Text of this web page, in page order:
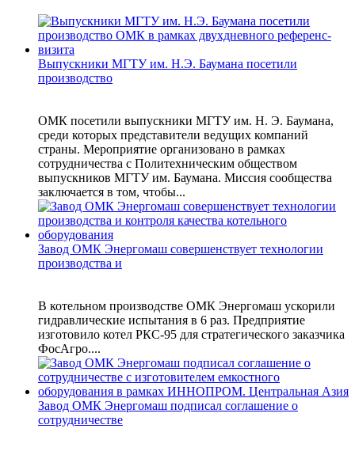
Выпускники МГТУ им. Н.Э. Баумана посетили
производство
ОМК посетили выпускники МГТУ им. Н. Э. Баумана,
среди которых представители ведущих компаний
страны. Мероприятие организовано в рамках
сотрудничества с Политехническим обществом
выпускников МГТУ им. Баумана. Миссия сообщества
заключается в том, чтобы...
Завод ОМК Энергомаш совершенствует технологии
производства и
В котельном производстве ОМК Энергомаш ускорили
гидравлические испытания в 6 раз. Предприятие
изготовило котел РКС-95 для стратегического заказчика
ФосАгро....
Завод ОМК Энергомаш подписал соглашение о
сотрудничестве